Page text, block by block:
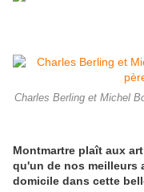
Charles Berling et Michel
Montmartre plaît aux
qu'un de nos meilleurs
domicile dans cette